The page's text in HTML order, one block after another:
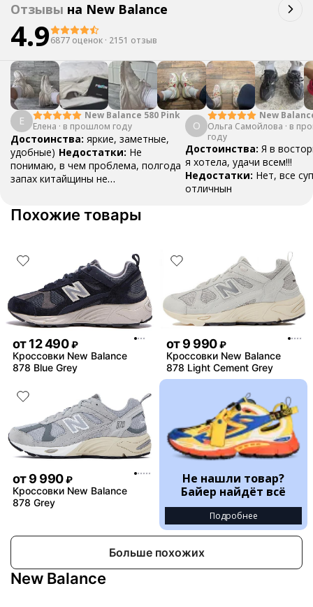
Отзывы на New Balance
4.96877 оценок · 2151 отзыв
Е
New Balance 580 Pink
Елена · в прошлом году
Достоинства: яркие, заметные,
удобные) Недостатки: Не
понимаю, в чем проблема, полгода
запах китайщины не
деньги вполне норм.
О
New
Ольга Самойлова · в
году
Достоинства: Я в
я хотела, удачи всем!!!
Недостатки: Нет, все
отличнын
Похожие товары
от12 490 ₽
Кроссовки New Balance
878 Blue Grey
от9 990 ₽
Кроссовки New Balance
878 Light Cement Grey
от9 990 ₽
Кроссовки New Balance
878 Grey
Не нашли товар?
Байер найдёт всё
Подробнее
Больше похожих
New Balance